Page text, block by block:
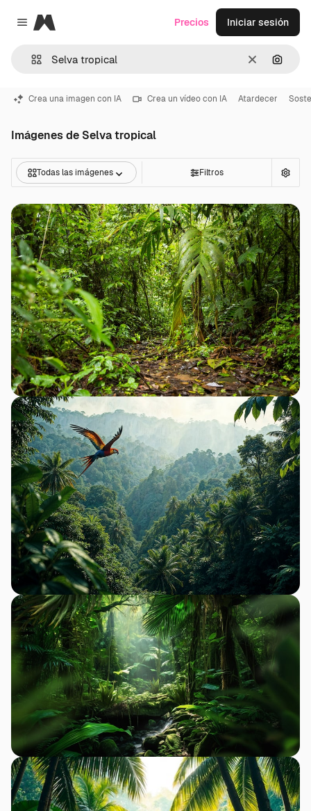
Close menu
Magnific
Borrar
Precios Iniciar sesión
Crea una imagen con IA Crea un vídeo con IA Atardecer
Imágenes de Selva tropical
Todas las imágenes Filtros